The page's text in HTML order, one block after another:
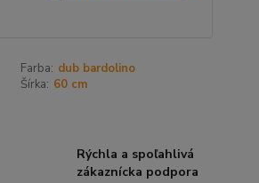
Farba: dub bardolino
Šírka: 60 cm
Rýchla a spoľahlivá
zákaznícka podpora